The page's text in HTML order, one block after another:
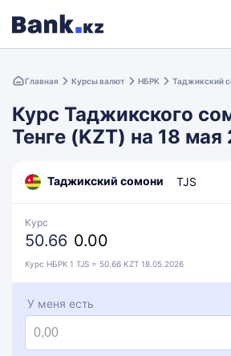
Главная Курсы валют НБРК Таджикский
Курс Таджикского
Тенге (KZT) на 18 мая
Таджикский сомони TJS
Курс
50.66 0.00
Курс НБРК 1 TJS = 50.66 KZT 18.05.2026
У меня есть